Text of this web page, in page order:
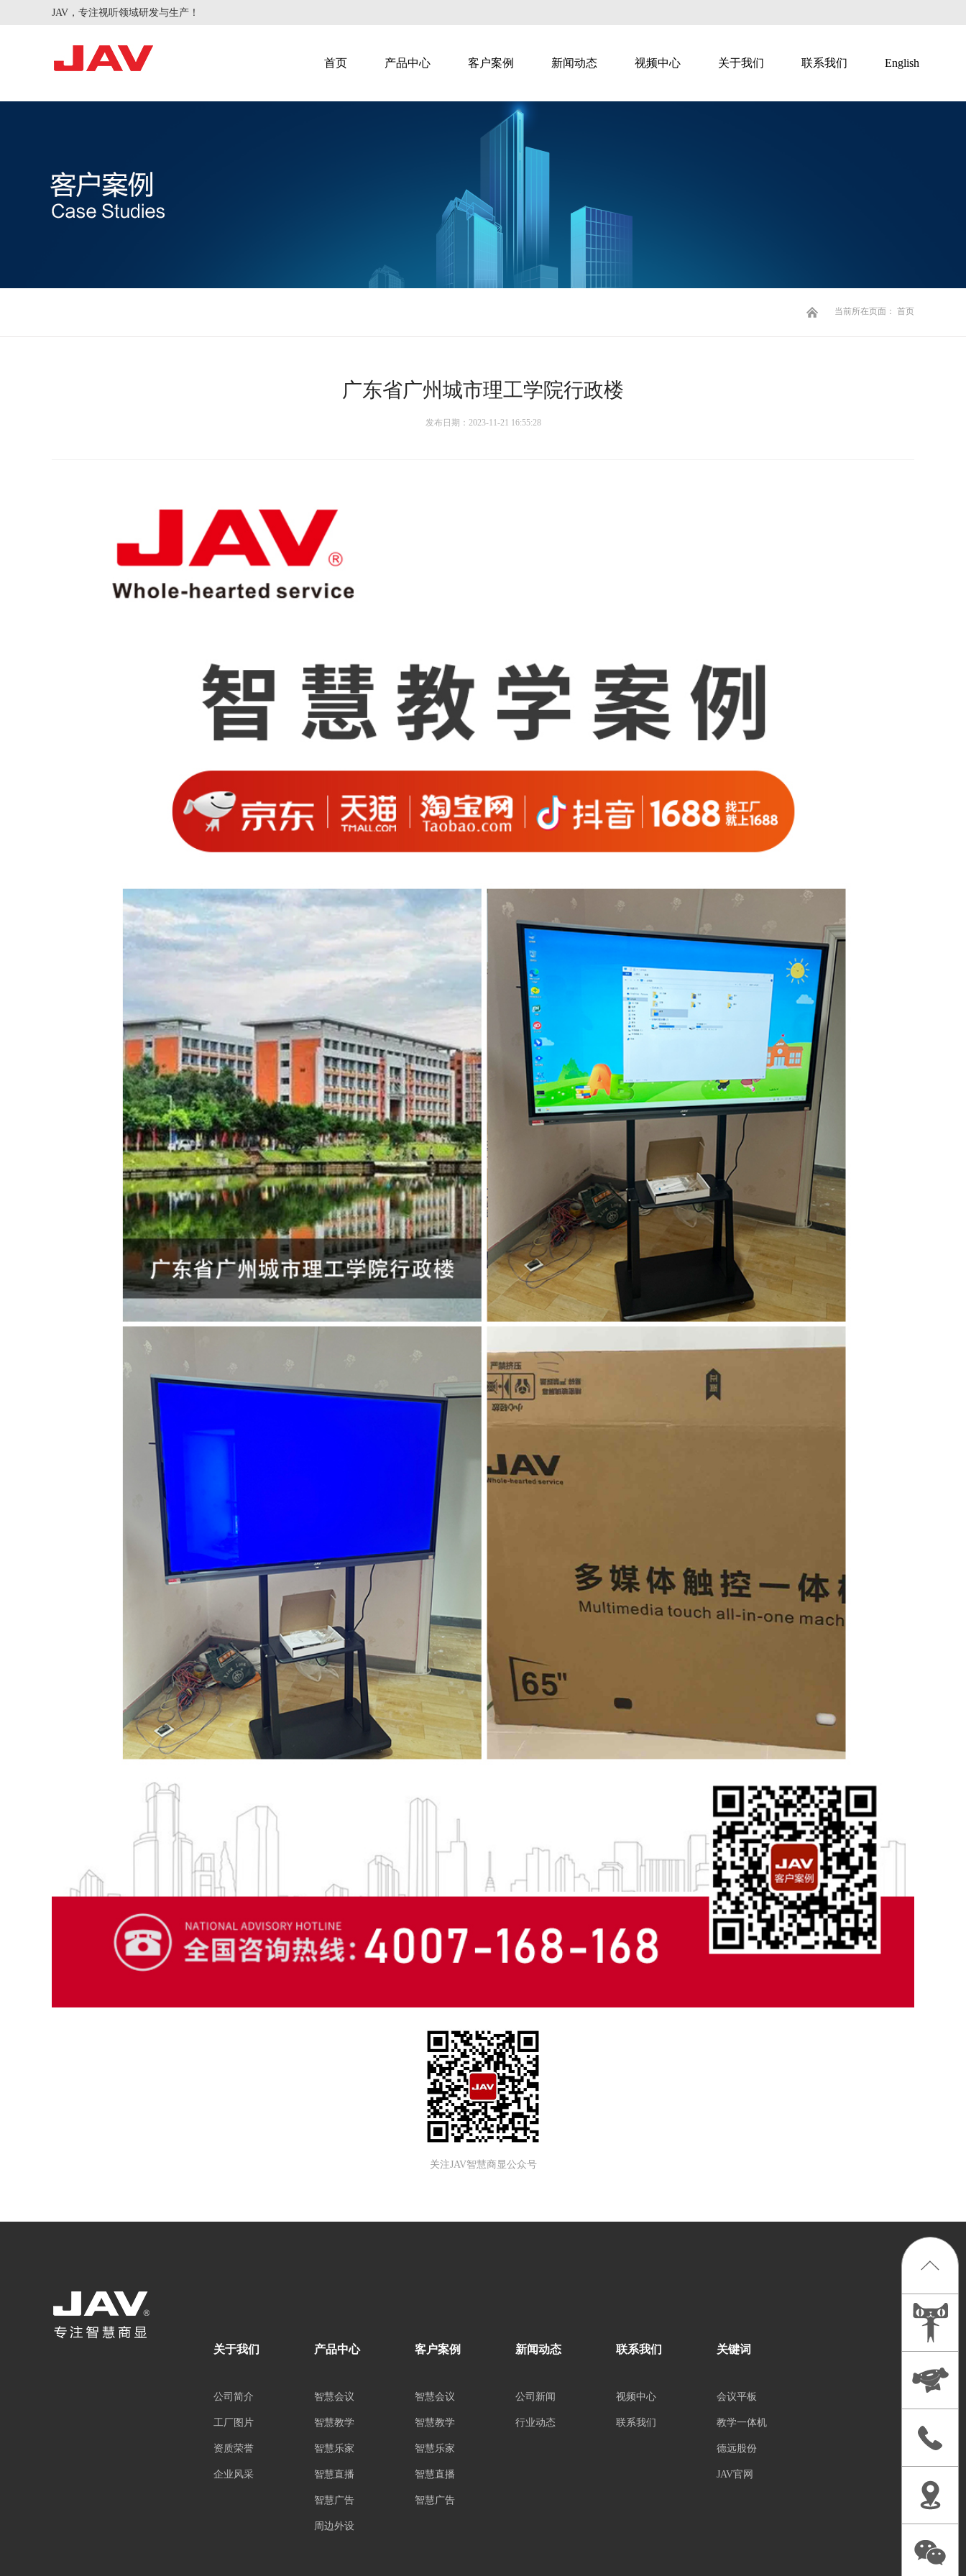
JAV，专注视听领域研发与生产！
首页 产品中心
智慧乐家
客户案例 新闻动态 视频中心 关于我们 联系我们 English
当前所在页面： 首页
广东省广州城市理工学院行政楼
发布日期：2023-11-21 16:55:28
关注JAV智慧商显公众号
关于我们
公司简介
工厂图片
资质荣誉
企业风采
产品中心
智慧会议
智慧教学
智慧乐家
智慧直播
智慧广告
周边外设
客户案例
智慧会议
智慧教学
智慧乐家
智慧直播
智慧广告
新闻动态
公司新闻
行业动态
联系我们
视频中心
联系我们
关键词
会议平板
教学一体机
德远股份
JAV官网